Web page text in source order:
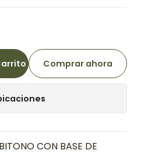
Comprar ahora
CON BASE DE